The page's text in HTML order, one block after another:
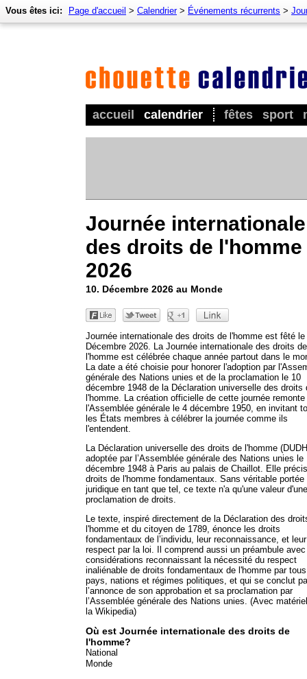
accueil calendrier fêtes sport
Vous êtes ici: Page d'accueil > Calendrier> Événements récurrents >
Journée internationale
des droits de l'homme
2026
10. Décembre 2026 au Monde
Journée internationale des droits de l'homme est fêté le
Décembre 2026. La Journée internationale des droits de
l'homme est célébrée chaque année partout dans le
La date a été choisie pour honorer l'adoption par
générale des Nations unies et de la proclamation le 10
décembre 1948 de la Déclaration universelle des droits
l'homme. La création officielle de cette journée remonte
l'Assemblée générale le 4 décembre 1950, en invitant
les États membres à célébrer la journée comme ils
l'entendent.
La Déclaration universelle des droits de l'homme
adoptée par l’Assemblée générale des Nations unies le
décembre 1948 à Paris au palais de Chaillot. Elle
droits de l'homme fondamentaux. Sans véritable portée
juridique en tant que tel, ce texte n'a qu'une valeur d'une
proclamation de droits.
Le texte, inspiré directement de la Déclaration des
l'homme et du citoyen de 1789, énonce les droits
fondamentaux de l’individu, leur reconnaissance, et leur
respect par la loi. Il comprend aussi un préambule
considérations reconnaissant la nécessité du respect
inaliénable de droits fondamentaux de l'homme par
pays, nations et régimes politiques, et qui se conclut
l’annonce de son approbation et sa proclamation par
l’Assemblée générale des Nations unies. (Avec
la Wikipedia)
Où est Journée internationale des droits de
l'homme?
National
Monde